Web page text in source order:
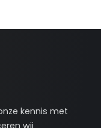
kennis met